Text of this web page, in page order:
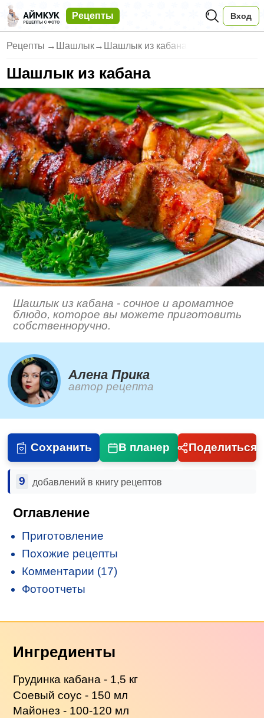
Рецепты Вход
Рецепты → Шашлык→ Шашлык из кабана
Шашлык из кабана
Шашлык из кабана - сочное и ароматное
блюдо, которое вы можете приготовить
собственноручно.
Алена Прика
автор рецепта
Сохранить В планер Поделиться
9 добавлений в книгу рецептов
Оглавление
Приготовление
Похожие рецепты
Комментарии (17)
Фотоотчеты
Ингредиенты
Грудинка кабана - 1,5 кг
Соевый соус - 150 мл
Майонез - 100-120 мл